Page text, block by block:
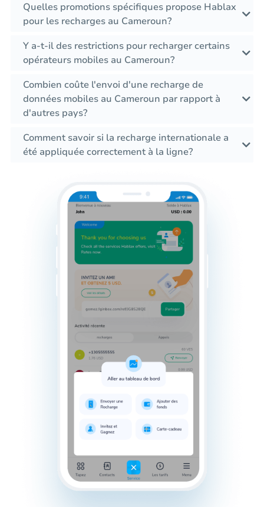
Quelles promotions spécifiques propose Hablax
pour les recharges au Cameroun?
Y a-t-il des restrictions pour recharger certains
opérateurs mobiles au Cameroun?
Combien coûte l'envoi d'une recharge de
données mobiles au Cameroun par rapport à
d'autres pays?
Comment savoir si la recharge internationale a
été appliquée correctement à la ligne?